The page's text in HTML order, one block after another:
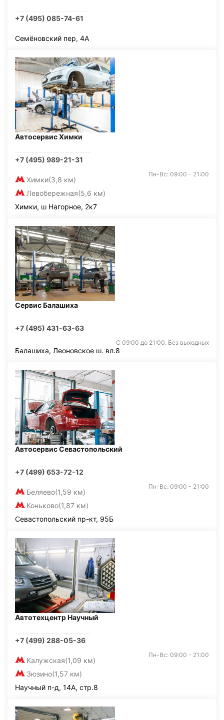
+7 (495) 085-74-61
Семёновский пер, 4А
Автосервис Химки
+7 (495) 989-21-31
Химки(3,8 км)
Левобережная(5,6 км)
Пн-Вс: 09:00 - 21:00
Химки, ш Нагорное, 2к7
Сервис Балашиха
+7 (495) 431-63-63
С 09:00 до 21:00. Без выходных
Балашиха, Леоновское ш. вл.8
Автосервис Севастопольский
+7 (499) 653-72-12
Беляево(1,59 км)
Коньково(1,87 км)
Пн-Вс: 09:00 - 21:00
Севастопольский пр-кт, 95Б
Автотехцентр Научный
+7 (499) 288-05-36
Калужская(1,09 км)
Зюзино(1,57 км)
Пн-Вс: 09:00 - 21:00
Научный п-д, 14А, стр.8